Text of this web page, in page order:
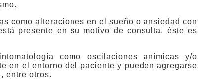
como alteraciones en el sueño o ansiedad con
presente en su motivo de consulta, éste es
como oscilaciones anímicas y/o
en el entorno del paciente y pueden agregarse
entre otros.